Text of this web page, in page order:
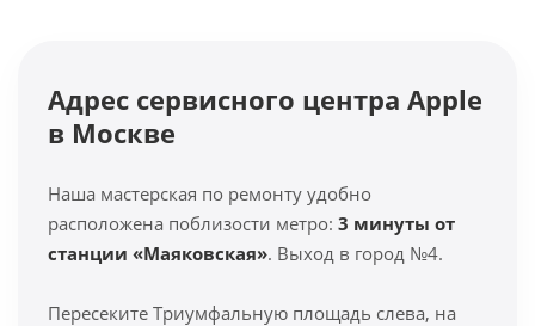
Адрес сервисного центра Apple
в Москве
Наша мастерская по ремонту удобно
расположена поблизости метро: 3 минуты от
станции «Маяковская». Выход в город №4.
Пересеките Триумфальную площадь слева, на